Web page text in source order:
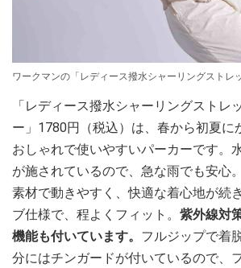
ワークマンの「レディース撥水シャーリングストレ
「レディース撥水シャーリングストレ
ー」1780円（税込）は、春から初夏に
おしゃれで使いやすいパーカーです。
が施されているので、急な雨でも安心
素材で動きやすく、快適な着心地が続
ブ仕様で、程よくフィット。 紫外線対
機能も付いています。 フルジップで着
分にはチンガードが付いているので、